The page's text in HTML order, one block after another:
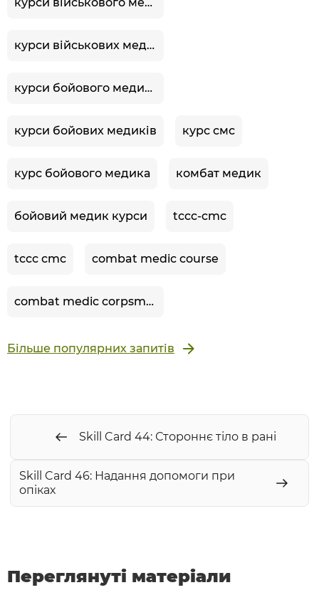
курси військових медиків
курси бойового медика
курси бойових медиків курс смс
курс бойового медика комбат медик
бойовий медик курси tccc-cmc
tccc cmc combat medic course
combat medic corpsman
Більше популярних запитів
Skill Card 44: Стороннє тіло в рані
Skill Card 46: Надання допомоги при
опіках
Переглянуті матеріали